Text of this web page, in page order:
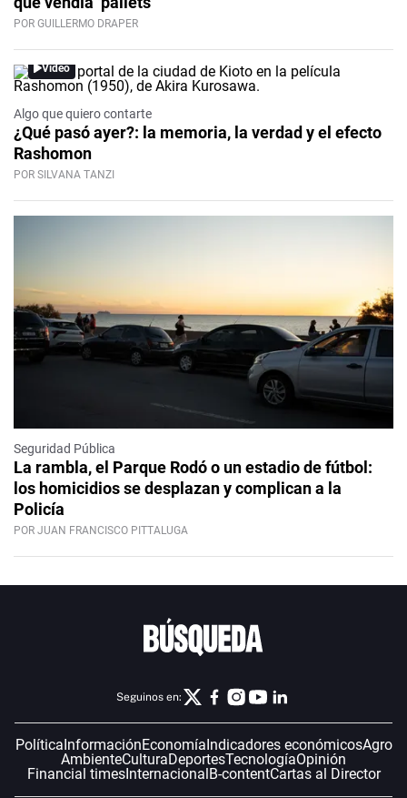
POR GUILLERMO DRAPER
Video
Algo que quiero contarte
¿Qué pasó ayer?: la memoria, la verdad y el efecto
Rashomon
POR SILVANA TANZI
Seguridad Pública
La rambla, el Parque Rodó o un estadio de fútbol:
los homicidios se desplazan y complican a la
Policía
POR JUAN FRANCISCO PITTALUGA
Seguinos en:
PolíticaInformaciónEconomíaIndicadores económicosAgro
AmbienteCulturaDeportesTecnologíaOpinión
Financial timesInternacionalB-contentCartas al Director